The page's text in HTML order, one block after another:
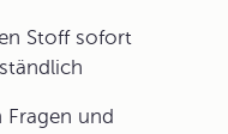
Stoff sofort
Fragen und